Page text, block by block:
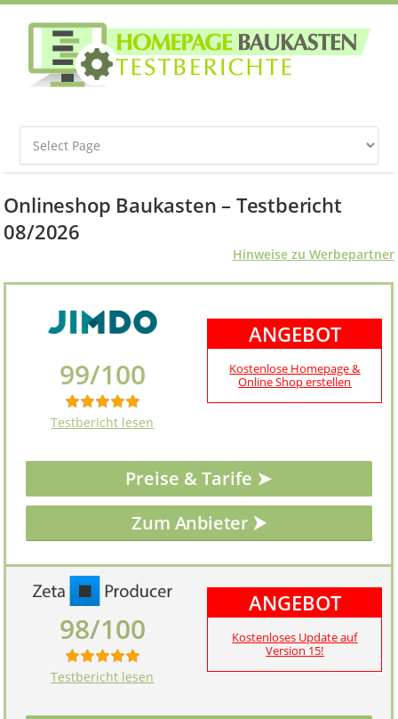
Onlineshop Baukasten – Testbericht
08/2026
Hinweise zu Werbepartner
99/100
Testbericht lesen
ANGEBOT
Kostenlose Homepage &
Online Shop erstellen
Preise & Tarife ➤
98/100
Testbericht lesen
ANGEBOT
Kostenloses Update auf
Version 15!